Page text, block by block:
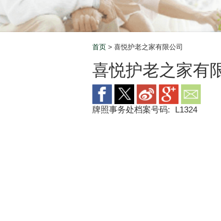
Breadcrumb
首页 > 喜悦护老之家有限公司
喜悦护老之家有
牌照事务处档案号码: L1324